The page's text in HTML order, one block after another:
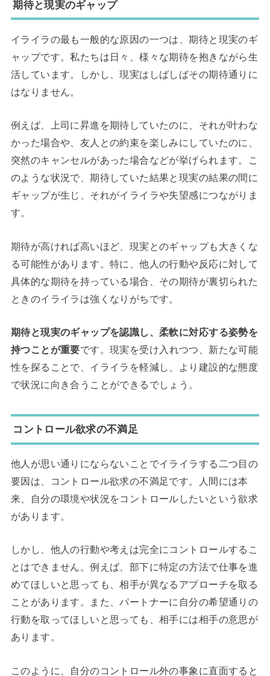
期待と現実のギャップ
イライラの最も一般的な原因の一つは、期待と現実のギ
ャップです。私たちは日々、様々な期待を抱きながら生
活しています。しかし、現実はしばしばその期待通りに
はなりません。
例えば、上司に昇進を期待していたのに、それが叶わな
かった場合や、友人との約束を楽しみにしていたのに、
突然のキャンセルがあった場合などが挙げられます。こ
のような状況で、期待していた結果と現実の結果の間に
ギャップが生じ、それがイライラや失望感につながりま
す。
期待が高ければ高いほど、現実とのギャップも大きくな
る可能性があります。特に、他人の行動や反応に対して
具体的な期待を持っている場合、その期待が裏切られた
ときのイライラは強くなりがちです。
期待と現実のギャップを認識し、柔軟に対応する姿勢を
持つことが重要です。現実を受け入れつつ、新たな可能
性を探ることで、イライラを軽減し、より建設的な態度
で状況に向き合うことができるでしょう。
コントロール欲求の不満足
他人が思い通りにならないことでイライラする二つ目の
要因は、コントロール欲求の不満足です。人間には本
来、自分の環境や状況をコントロールしたいという欲求
があります。
しかし、他人の行動や考えは完全にコントロールするこ
とはできません。例えば、部下に特定の方法で仕事を進
めてほしいと思っても、相手が異なるアプローチを取る
ことがあります。また、パートナーに自分の希望通りの
行動を取ってほしいと思っても、相手には相手の意思が
あります。
このように、自分のコントロール外の事象に直面すると